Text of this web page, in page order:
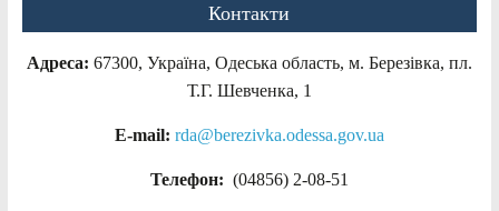
Контакти
Адреса: 67300, Україна, Одеська область, м. Березівка, пл.
Т.Г. Шевченка, 1
E-mail: rda@berezivka.odessa.gov.ua
Телефон: (04856) 2-08-51